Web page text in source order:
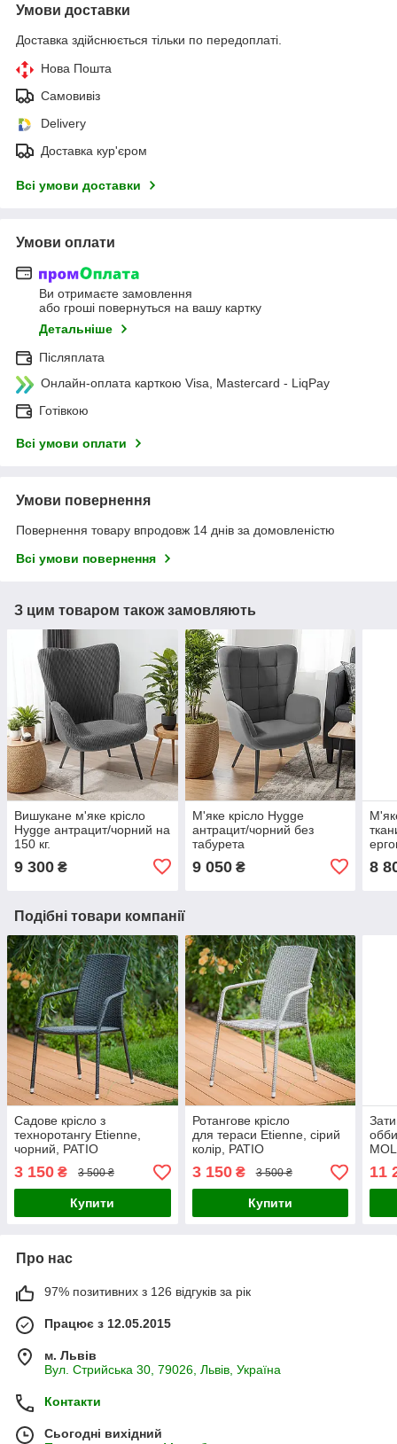
Умови доставки
Доставка здійснюється тільки по передоплаті.
Нова Пошта
Самовивіз
Delivery
Доставка кур'єром
Всі умови доставки
Умови оплати
Ви отримаєте замовлення
або гроші повернуться на вашу картку
Детальніше
Післяплата
Онлайн-оплата карткою Visa, Mastercard - LiqPay
Готівкою
Всі умови оплати
Умови повернення
Повернення товару впродовж 14 днів за домовленістю
Всі умови повернення
З цим товаром також замовляють
Вишукане м'яке крісло
Hygge антрацит/чорний на
150 кг.
9 300 ₴
М'яке крісло Hygge
антрацит/чорний без
табурета
9 050₴ 8
Подібні товари компанії
Садове крісло з
техноротангу Etienne,
чорний, PATIO
3 150 ₴ 3 500 ₴
Купити
Ротангове крісло
для тераси Etienne, сірий
колір, PATIO
3 150₴ 3 500 ₴
Купити
11
Про нас
97% позитивних з 126 відгуків за рік
Працює з 12.05.2015
м. Львів
Вул. Стрийська 30, 79026, Львів, Україна
Контакти
Сьогодні вихідний